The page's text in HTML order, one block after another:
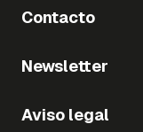
Contacto
Newsletter
Aviso legal